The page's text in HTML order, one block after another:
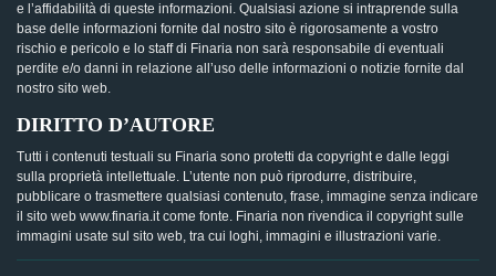
e l’affidabilità di queste informazioni. Qualsiasi azione si intraprende sulla
base delle informazioni fornite dal nostro sito è rigorosamente a vostro
rischio e pericolo e lo staff di Finaria non sarà responsabile di eventuali
perdite e/o danni in relazione all’uso delle informazioni o notizie fornite dal
nostro sito web.
DIRITTO D’AUTORE
Tutti i contenuti testuali su Finaria sono protetti da copyright e dalle leggi
sulla proprietà intellettuale. L’utente non può riprodurre, distribuire,
pubblicare o trasmettere qualsiasi contenuto, frase, immagine senza indicare
il sito web www.finaria.it come fonte. Finaria non rivendica il copyright sulle
immagini usate sul sito web, tra cui loghi, immagini e illustrazioni varie.